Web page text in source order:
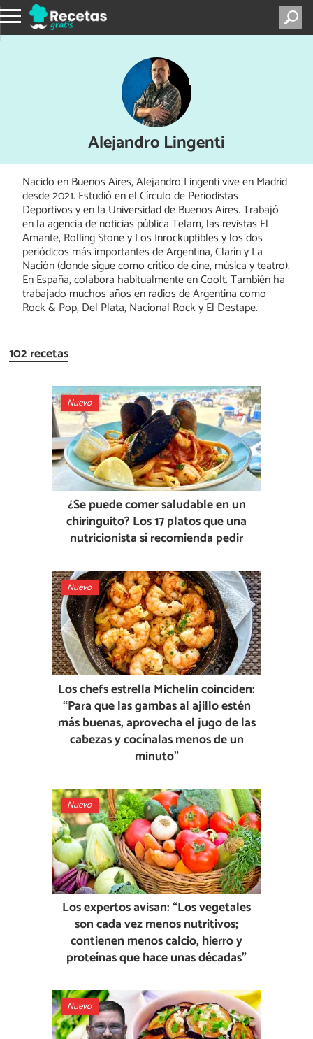
Alejandro Lingenti
Nacido en Buenos Aires, Alejandro Lingenti vive en Madrid
desde 2021. Estudió en el Círculo de Periodistas
Deportivos y en la Universidad de Buenos Aires. Trabajó
en la agencia de noticias pública Telam, las revistas El
Amante, Rolling Stone y Los Inrockuptibles y los dos
periódicos más importantes de Argentina, Clarín y La
Nación (donde sigue como crítico de cine, música y teatro).
En España, colabora habitualmente en Coolt. También ha
trabajado muchos años en radios de Argentina como
Rock & Pop, Del Plata, Nacional Rock y El Destape.
102 recetas
Nuevo
¿Se puede comer saludable en un
chiringuito? Los 17 platos que una
nutricionista sí recomienda pedir
Nuevo
Los chefs estrella Michelin coinciden:
“Para que las gambas al ajillo estén
más buenas, aprovecha el jugo de las
cabezas y cocínalas menos de un
minuto”
Nuevo
Los expertos avisan: “Los vegetales
son cada vez menos nutritivos;
contienen menos calcio, hierro y
proteínas que hace unas décadas”
Nuevo